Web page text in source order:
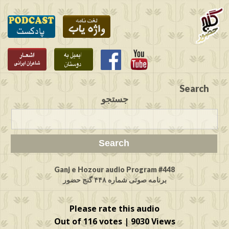
Search
جستجو
Ganj e Hozour audio Program #448
برنامه صوتی شماره ۴۴۸ گنج حضور
Please rate this audio
Out of 116 votes | 9030 Views